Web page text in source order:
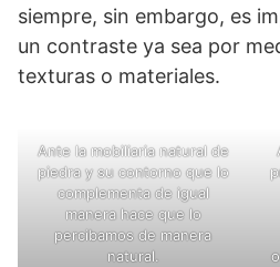
siempre, sin embargo, es
un contraste ya sea por
texturas o materiales.
Ante la mobiliaria natural de
piedra y su contorno que lo
complementa de igual
manera hace que lo
percibamos de manera
natural.